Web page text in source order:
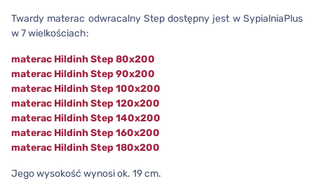
Twardy materac odwracalny Step dostępny jest w SypialniaPlus
w 7 wielkościach:
materac Hildinh Step 80x200
materac Hildinh Step 90x200
materac Hildinh Step 100x200
materac Hildinh Step 120x200
materac Hildinh Step 140x200
materac Hildinh Step 160x200
materac Hildinh Step 180x200
Jego wysokość wynosi ok. 19 cm.